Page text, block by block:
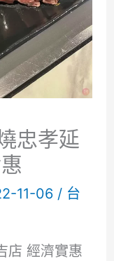
忠孝延
11-06 / 台
店 經濟實惠